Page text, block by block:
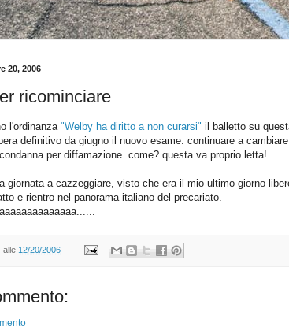
20, 2006
ricominciare
l'ordinanza "Welby ha diritto a non curarsi" il balletto su
definitivo da giugno il nuovo esame. continuare a
condanna per diffamazione. come? questa va proprio letta!
giornata a cazzeggiare, visto che era il mio ultimo giorno
e rientro nel panorama italiano del precariato.
alle 12/20/2006